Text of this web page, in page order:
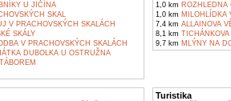
U JIČÍNA
SKAL
V PRACHOVSKÝCH SKALÁCH
SKÁLY
V PRACHOVSKÝCH SKALÁCH
DUBOLKA U OSTRUŽNA
1,0 km ROZHLEDNA
1,0 km MILOHLÍDKA
7,4 km ALLAINOVA
8,1 km
9,7 km MLÝNY NA
Turistika